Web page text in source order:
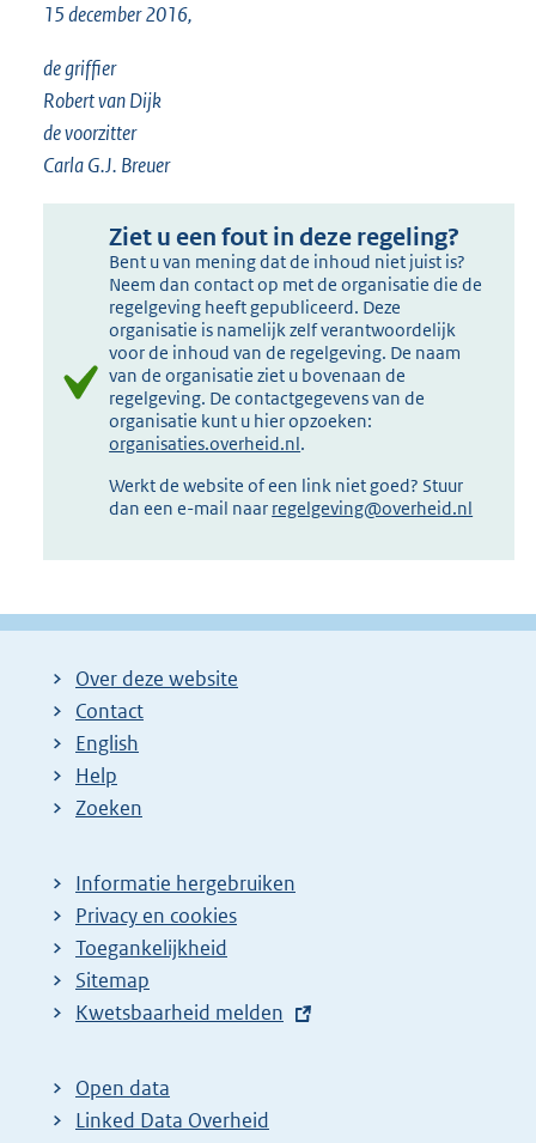
15 december 2016,
de griffier
Robert van Dijk
de voorzitter
Carla G.J. Breuer
Ziet u een fout in deze regeling?
Bent u van mening dat de inhoud niet juist is?
Neem dan contact op met de organisatie die de
regelgeving heeft gepubliceerd. Deze
organisatie is namelijk zelf verantwoordelijk
voor de inhoud van de regelgeving. De naam
van de organisatie ziet u bovenaan de
regelgeving. De contactgegevens van de
organisatie kunt u hier opzoeken:
organisaties.overheid.nl.
Werkt de website of een link niet goed? Stuur
dan een e-mail naar regelgeving@overheid.nl
Over deze website
Contact
English
Help
Zoeken
Informatie hergebruiken
Privacy en cookies
Toegankelijkheid
Sitemap
E
t
e
Kwetsbaarheid melden
Open data
Linked Data Overheid